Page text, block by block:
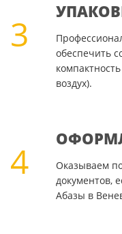
3
обеспечить
воздух).
4
Оказываем
документов,
Абазы в